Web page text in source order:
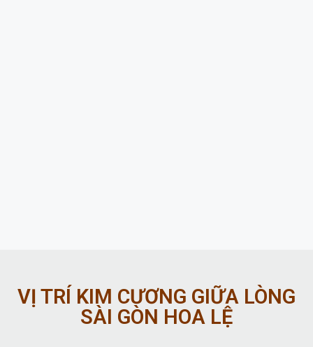
VỊ TRÍ KIM CƯƠNG GIỮA LÒNG
SÀI GÒN HOA LỆ​